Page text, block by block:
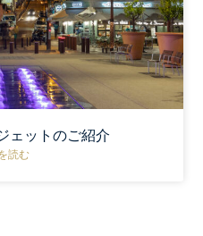
ェットのご紹介
読む